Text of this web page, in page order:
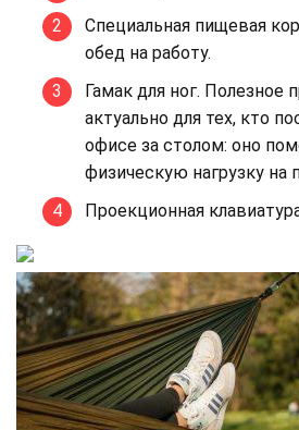
Специальная пищевая
обед на работу.
Гамак для ног. Полезное
актуально для тех, кто
офисе за столом: оно
физическую нагрузку на
Проекционная